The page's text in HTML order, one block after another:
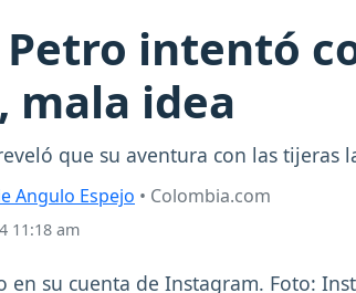
Petro intentó
mala idea
que su aventura con las tijeras
Angulo Espejo • Colombia.com
11:18 am